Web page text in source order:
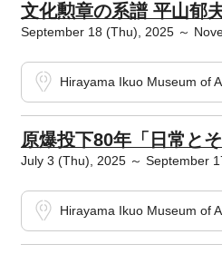
文化勲章の系譜 平山郁
September 18 (Thu), 2025 ～
Hirayama Ikuo Museum of
原爆投下80年「日常と
July 3 (Thu), 2025 ～ September
Hirayama Ikuo Museum of